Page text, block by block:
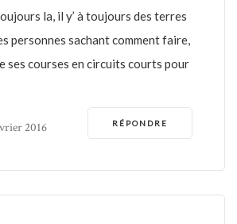
la, il y’ à toujours des terres
personnes sachant comment faire,
ses courses en circuits courts pour
RÉPONDRE
2016